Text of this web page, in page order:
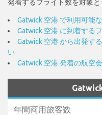
発着するフライト数を対象と
Gatwick 空港 で利用可能
Gatwick 空港 に到着する
Gatwick 空港 から出発す
い
Gatwick 空港 発着の航空
年間商用旅客数